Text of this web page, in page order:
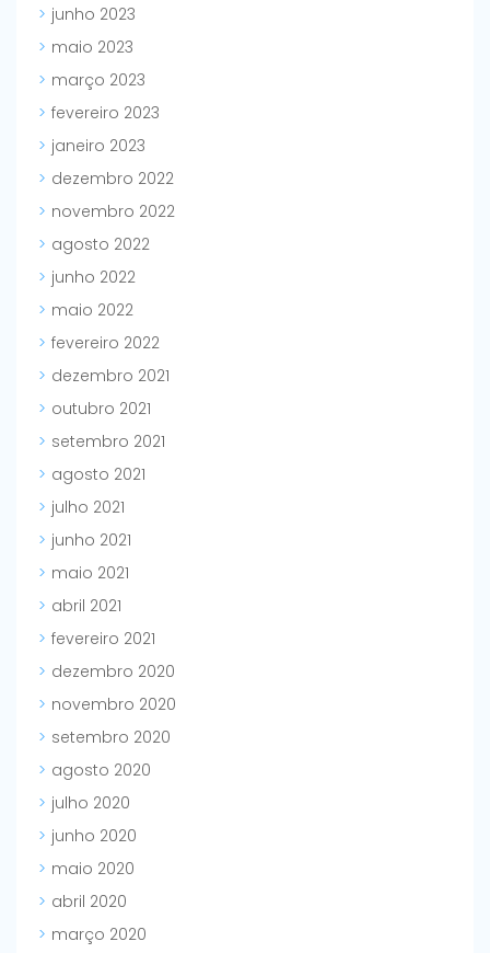
junho 2023
maio 2023
março 2023
fevereiro 2023
janeiro 2023
dezembro 2022
novembro 2022
agosto 2022
junho 2022
maio 2022
fevereiro 2022
dezembro 2021
outubro 2021
setembro 2021
agosto 2021
julho 2021
junho 2021
maio 2021
abril 2021
fevereiro 2021
dezembro 2020
novembro 2020
setembro 2020
agosto 2020
julho 2020
junho 2020
maio 2020
abril 2020
março 2020